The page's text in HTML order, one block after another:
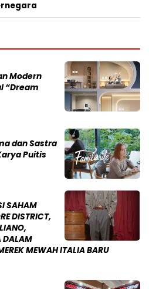
Modern
“Dream
dan Sastra
Puitis
SAHAM
DISTRICT,
DALAM
MEWAH ITALIA BARU